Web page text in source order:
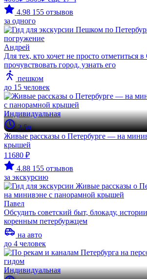
4.98 155 отзывов
за одного
Андрей
Для тех, кто хочет не просто отметиться
прочувствовать город, узнать его
пешком
до 15 человек
Индивидуальная
2.5ч
Живые рассказы о Петербурге — на
крышей
11680 ₽
4.88 155 отзывов
за экскурсию
Павел
Обсудить советский быт, блокаду,
коренным петербуржцем
на авто
до 4 человек
Индивидуальная